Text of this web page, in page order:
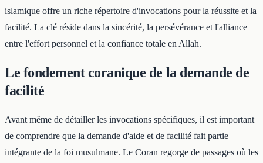
islamique offre un riche répertoire d'invocations pour la réussite et la
facilité. La clé réside dans la sincérité, la persévérance et l'alliance
entre l'effort personnel et la confiance totale en Allah.
Le fondement coranique de la demande de
facilité
Avant même de détailler les invocations spécifiques, il est important
de comprendre que la demande d'aide et de facilité fait partie
intégrante de la foi musulmane. Le Coran regorge de passages où les